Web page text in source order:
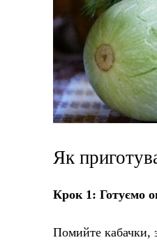
Як
Крок 1: Готуємо
Помийте кабачки,